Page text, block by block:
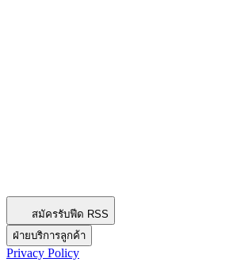
สมัครรับฟีด RSS
ฝ่ายบริการลูกค้า
Privacy Policy